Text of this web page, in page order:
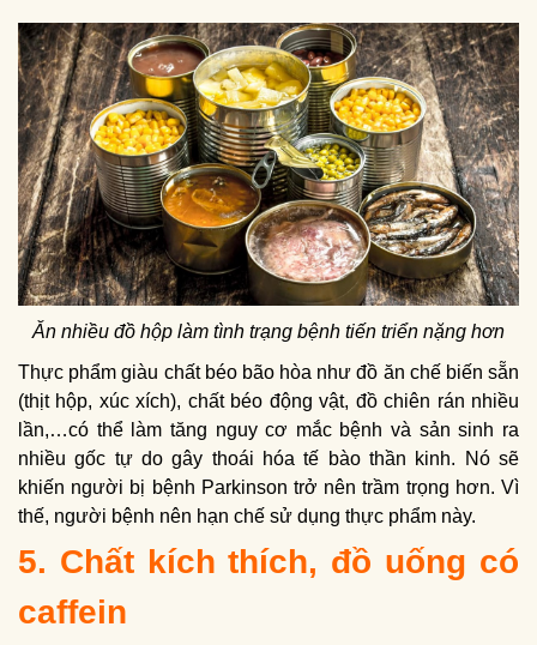
Ăn nhiều đồ hộp làm tình trạng bệnh tiến triển nặng hơn
Thực phẩm giàu chất béo bão hòa như đồ ăn chế biến sẵn
(thịt hộp, xúc xích), chất béo động vật, đồ chiên rán nhiều
lần,…có thể làm tăng nguy cơ mắc bệnh và sản sinh ra
nhiều gốc tự do gây thoái hóa tế bào thần kinh. Nó sẽ
khiến người bị bệnh Parkinson trở nên trầm trọng hơn. Vì
thế, người bệnh nên hạn chế sử dụng thực phẩm này.
5. Chất kích thích, đồ uống có
caffein